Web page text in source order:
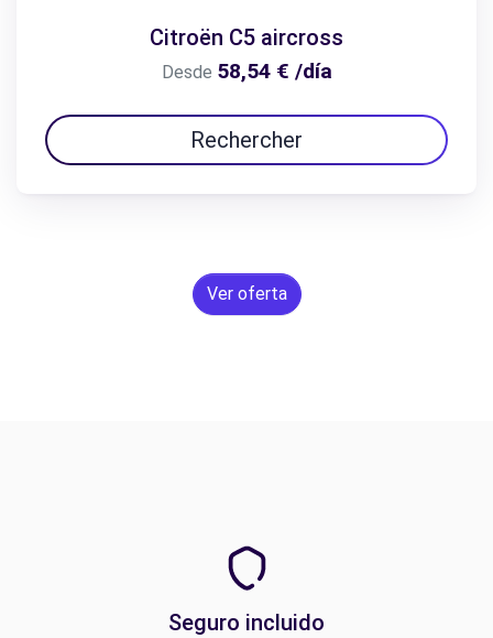
Citroën C5 aircross
Desde 58,54 € /día
Rechercher
Ver oferta
Seguro incluido